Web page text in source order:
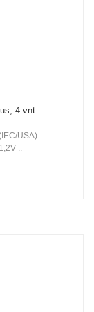
4 vnt.
USA):
..